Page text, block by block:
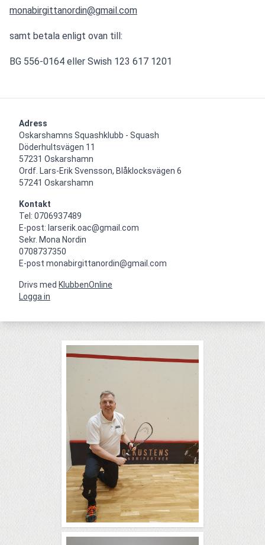
monabirgittanordin@gmail.com
samt betala enligt ovan till:
BG 556-0164 eller Swish 123 617 1201
Adress
Oskarshamns Squashklubb - Squash
Döderhultsvägen 11
57231 Oskarshamn
Ordf. Lars-Erik Svensson, Blåklocksvägen 6
57241 Oskarshamn
Kontakt
Tel: 0706937489
E-post: larserik.oac@gmail.com
Sekr. Mona Nordin
0708737350
E-post monabirgittanordin@gmail.com
Drivs med KlubbenOnline
Logga in